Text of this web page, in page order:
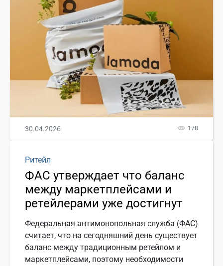
30.04.2026 178
Ритейл
ФАС утверждает что баланс
между маркетплейсами и
ретейлерами уже достигнут
Федеральная антимонопольная служба (ФАС)
считает, что на сегодняшний день существует
баланс между традиционным ретейлом и
маркетплейсами, поэтому необходимости